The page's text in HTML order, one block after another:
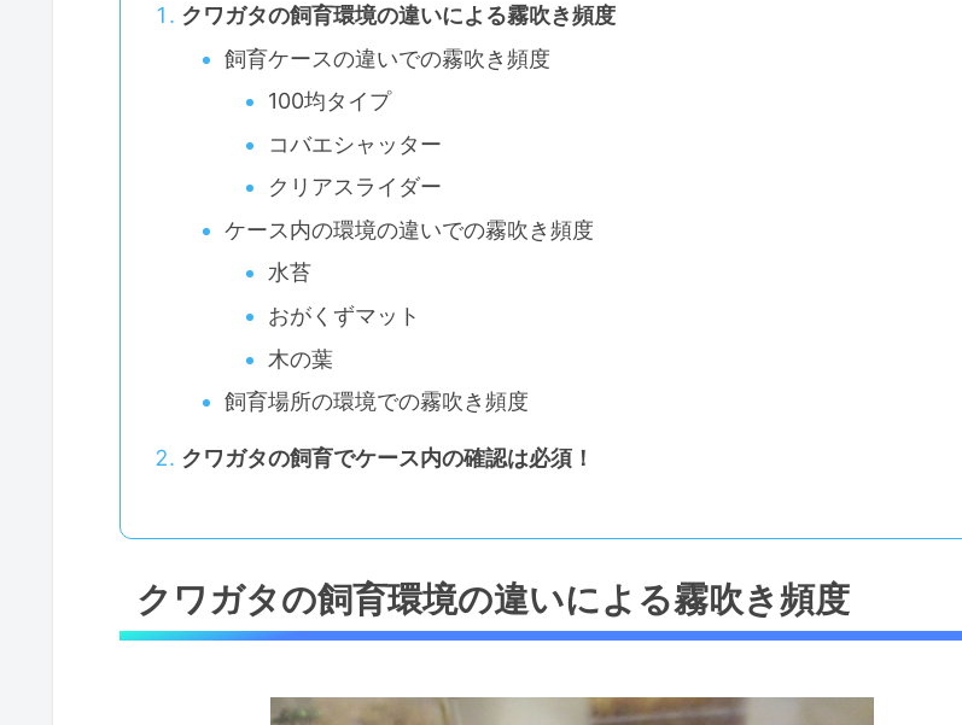
クワガタの飼育環境の違いによる霧吹き頻度
飼育ケースの違いでの霧吹き頻度
100均タイプ
コバエシャッター
クリアスライダー
ケース内の環境の違いでの霧吹き頻度
水苔
おがくずマット
木の葉
飼育場所の環境での霧吹き頻度
クワガタの飼育でケース内の確認は必須！
クワガタの飼育環境の違いによる霧吹き頻度